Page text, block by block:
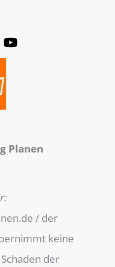
Planen
/ der
keine
der